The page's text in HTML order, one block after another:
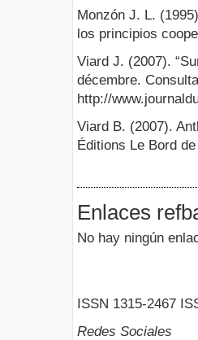
Monzón J. L.
los principios
Viard J. (2007).
décembre.
http://
Viard B. (2007).
Éditions Le Bord de
Enlaces
No hay ningún
ISSN 1315-2467
Redes Sociales